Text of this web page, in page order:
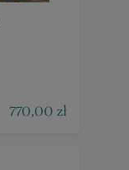
770,00 zł